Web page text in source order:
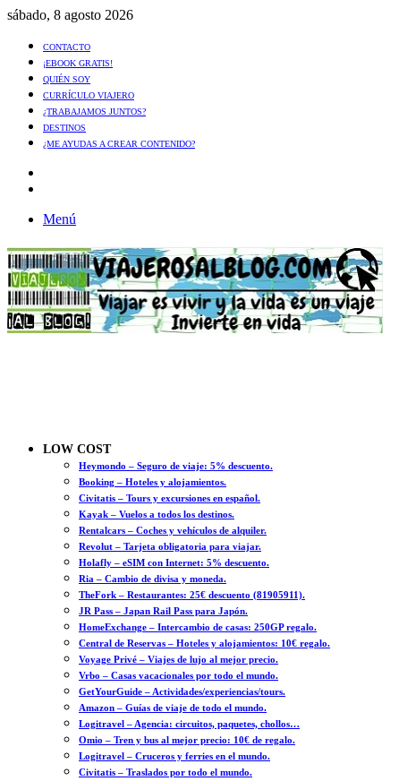
sábado, 8 agosto 2026
CONTACTO
¡EBOOK GRATIS!
QUIÉN SOY
CURRÍCULO VIAJERO
¿TRABAJAMOS JUNTOS?
DESTINOS
¿ME AYUDAS A CREAR CONTENIDO?
Menú
LOW COST
Heymondo – Seguro de viaje: 5% descuento.
Booking – Hoteles y alojamientos.
Civitatis – Tours y excursiones en español.
Kayak – Vuelos a todos los destinos.
Rentalcars – Coches y vehículos de alquiler.
Revolut – Tarjeta obligatoria para viajar.
Holafly – eSIM con Internet: 5% descuento.
Ria – Cambio de divisa y moneda.
TheFork – Restaurantes: 25€ descuento (81905911).
JR Pass – Japan Rail Pass para Japón.
HomeExchange – Intercambio de casas: 250GP regalo.
Central de Reservas – Hoteles y alojamientos: 10€ regalo.
Voyage Privé – Viajes de lujo al mejor precio.
Vrbo – Casas vacacionales por todo el mundo.
GetYourGuide – Actividades/experiencias/tours.
Amazon – Guías de viaje de todo el mundo.
Logitravel – Agencia: circuitos, paquetes, chollos…
Omio – Tren y bus al mejor precio: 10€ de regalo.
Logitravel – Cruceros y ferries en el mundo.
Civitatis – Traslados por todo el mundo.